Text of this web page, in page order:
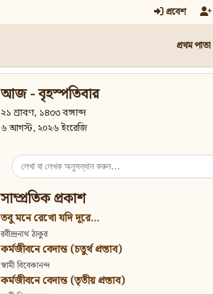
প্রবেশ
প্রথম পাতা
আজ - বৃহস্পতিবার
২১ শ্রাবণ, ১৪৩৩ বঙ্গাব্দ
৬ আগস্ট, ২০২৬ ইংরেজি
Search
for:
সাম্প্রতিক প্রকাশ
তবু মনে রেখো যদি দূরে...
রবীন্দ্রনাথ ঠাকুর
কর্মজীবনে বেদান্ত (চতুর্থ প্রস্তাব)
স্বামী বিবেকানন্দ
কর্মজীবনে বেদান্ত (তৃতীয় প্রস্তাব)